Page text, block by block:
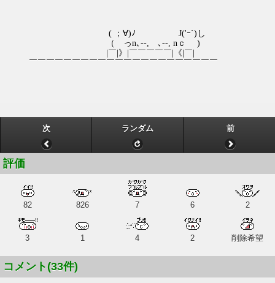
( ；∀)ﾉ J('ｰ`)し
（ っn､--, ､--, nｃ )
|￣|》|￣￣￣￣￣|《|￣|
￣￣￣￣￣￣￣￣￣￣￣￣￣￣￣￣￣￣￣￣￣￣
次 ランダム 前
評価
82 826 7 6 2
3 1 4 2 削除希望
コメント(33件)